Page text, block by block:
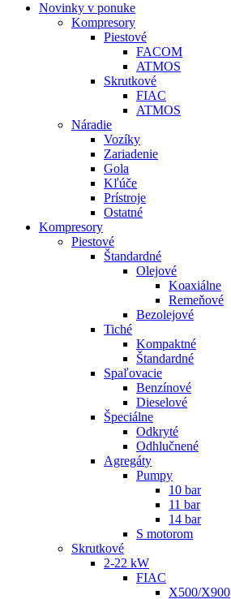
Novinky v ponuke
Kompresory
Piestové
FACOM
ATMOS
Skrutkové
FIAC
ATMOS
Náradie
Vozíky
Zariadenie
Gola
Kľúče
Prístroje
Ostatné
Kompresory
Piestové
Štandardné
Olejové
Koaxiálne
Remeňové
Bezolejové
Tiché
Kompaktné
Štandardné
Spaľovacie
Benzínové
Dieselové
Špeciálne
Odkryté
Odhlučnené
Agregáty
Pumpy
10 bar
11 bar
14 bar
S motorom
Skrutkové
2-22 kW
FIAC
X500/X900